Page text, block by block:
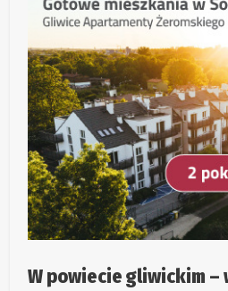
W powiecie gliwickim –